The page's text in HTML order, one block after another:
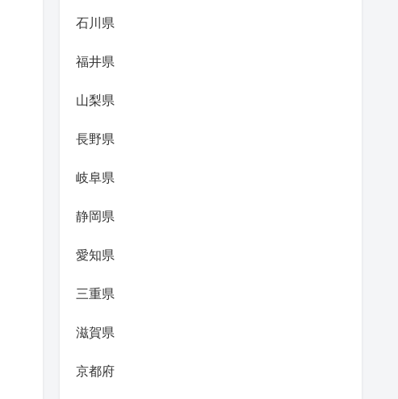
石川県
福井県
山梨県
長野県
岐阜県
静岡県
愛知県
三重県
滋賀県
京都府